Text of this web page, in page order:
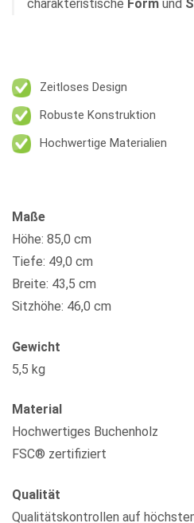
charakteristische Form und
Zeitloses Design
Robuste Konstruktion
Hochwertige Materialien
Maße
Höhe: 85,0 cm
Tiefe: 49,0 cm
Breite: 43,5 cm
Sitzhöhe: 46,0 cm
Gewicht
5,5 kg
Material
Hochwertiges Buchenholz
FSC® zertifiziert
Qualität
Qualitätskontrollen auf